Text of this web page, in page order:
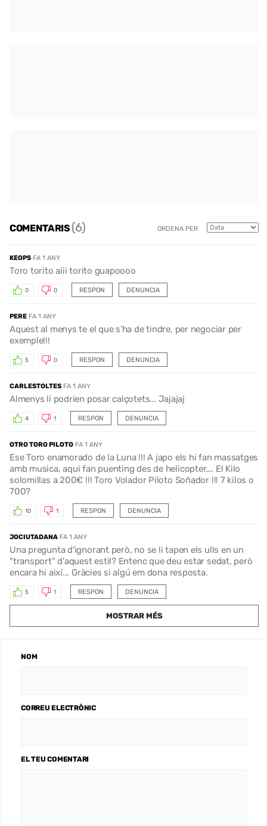
COMENTARIS(6) ORDENA PER
KEOPS FA 1 ANY
Toro torito aiii torito guapoooo
RESPON
0 0 DENUNCIA
PERE FA 1 ANY
Aquest al menys te el que s’ha de tindre, per negociar per
exemple!!!
RESPON
5 0 DENUNCIA
CARLESTOLTES FA 1 ANY
Almenys li podrien posar calçotets... Jajajaj
RESPON
4 1 DENUNCIA
OTRO TORO PILOTO FA 1 ANY
Ese Toro enamorado de la Luna !!! A japo els hi fan massatges
amb musica, aqui fan puenting des de helicopter…. El Kilo
solomillas a 200€ !!! Toro Volador Piloto Soñador !!! 7 kilos o
700?
RESPON
10 1 DENUNCIA
JOCIUTADANA FA 1 ANY
Una pregunta d'ignorant però, no se li tapen els ulls en un
"transport" d'aquest estil? Entenc que deu estar sedat, però
encara hi així... Gràcies si algú em dona resposta.
RESPON
5 1 DENUNCIA
MOSTRAR MÉS
NOM
CORREU ELECTRÒNIC
EL TEU COMENTARI